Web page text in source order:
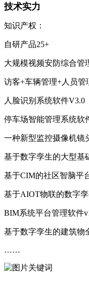
技术实力
知识产权：
自研产品25+
大规模视频安防综合管
访客+车辆管理+人员管
人脸识别系统软件V3.0
停车场智能管理系统软
一种新型监控摄像机镜
基于数字孪生的大型基
基于CIM的社区智脑平
基于AIOT物联的数字
BIM系统平台管理软件
基于数字孪生的建筑物
……